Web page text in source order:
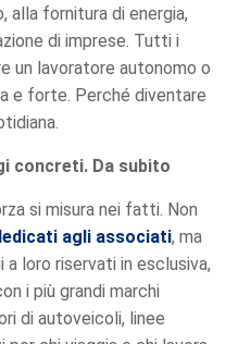
alla fornitura di energia,
di imprese. Tutti i
un lavoratore autonomo o
e forte. Perché diventare
concreti. Da subito
si misura nei fatti. Non
agli associati, ma
loro riservati in esclusiva,
i più grandi marchi
di autoveicoli, linee